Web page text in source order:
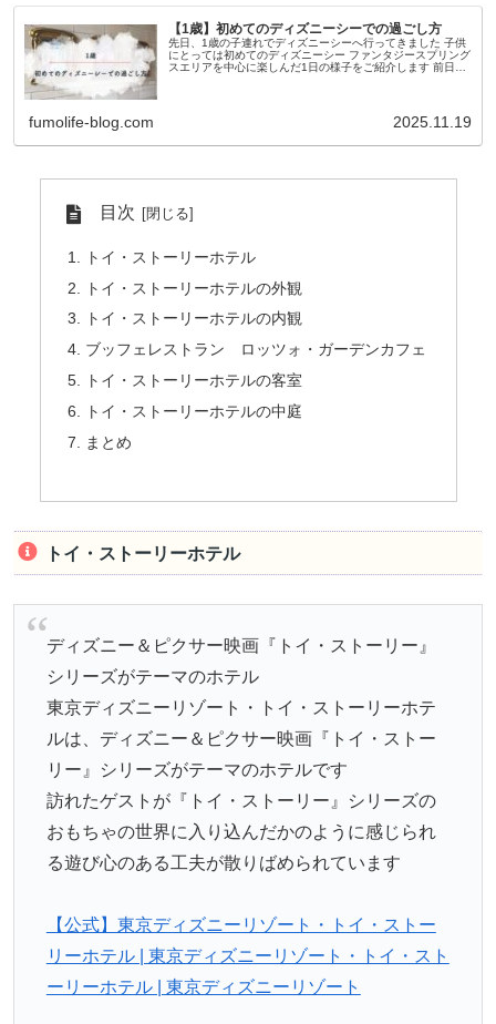
【1歳】初めてのディズニーシーでの過ごし方
先日、1歳の子連れでディズニーシーへ行ってきました 子供
にとっては初めてのディズニーシー ファンタジースプリング
スエリアを中心に楽しんだ1日の様子をご紹介します 前日に
fumolife-blog.com 2025.11.19
目次
トイ・ストーリーホテル
トイ・ストーリーホテルの外観
トイ・ストーリーホテルの内観
ブッフェレストラン ロッツォ・ガーデンカフェ
トイ・ストーリーホテルの客室
トイ・ストーリーホテルの中庭
まとめ
トイ・ストーリーホテル
ディズニー＆ピクサー映画『トイ・ストーリー』
シリーズがテーマのホテル
東京ディズニーリゾート・トイ・ストーリーホテ
ルは、ディズニー＆ピクサー映画『トイ・ストー
リー』シリーズがテーマのホテルです
訪れたゲストが『トイ・ストーリー』シリーズの
おもちゃの世界に入り込んだかのように感じられ
る遊び心のある工夫が散りばめられています
【公式】東京ディズニーリゾート・トイ・ストー
リーホテル | 東京ディズニーリゾート・トイ・スト
ーリーホテル | 東京ディズニーリゾート